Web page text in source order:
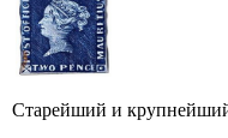
Старейший и